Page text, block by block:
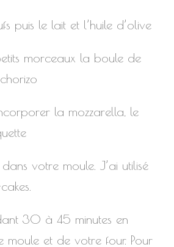
puis le lait et l’huile d’olive
morceaux la boule de
la mozzarella, le
votre moule. J’ai utilisé
30 à 45 minutes en
moule et de votre four. Pour